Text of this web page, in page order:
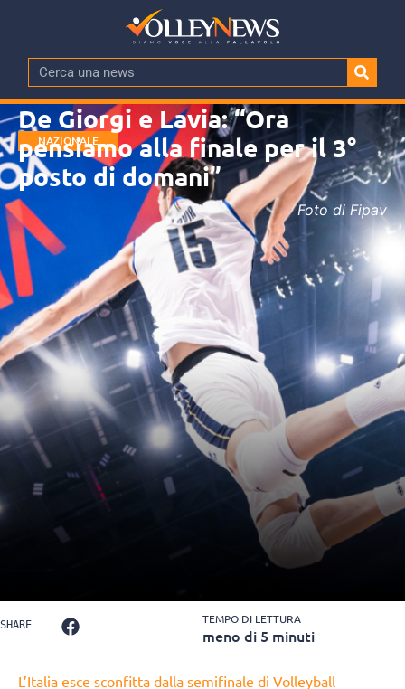
NAZIONALE
MASCHILE
De Giorgi e Lavia: “Ora
pensiamo alla finale per il 3°
posto di domani”
Foto di Fipav
SHARE TEMPO DI LETTURA
meno di 5 minuti
L’Italia esce sconfitta dalla semifinale di Volleyball